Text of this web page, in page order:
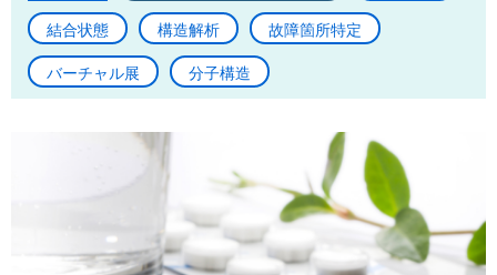
結合状態 構造解析 故障箇所特定
バーチャル展 分子構造